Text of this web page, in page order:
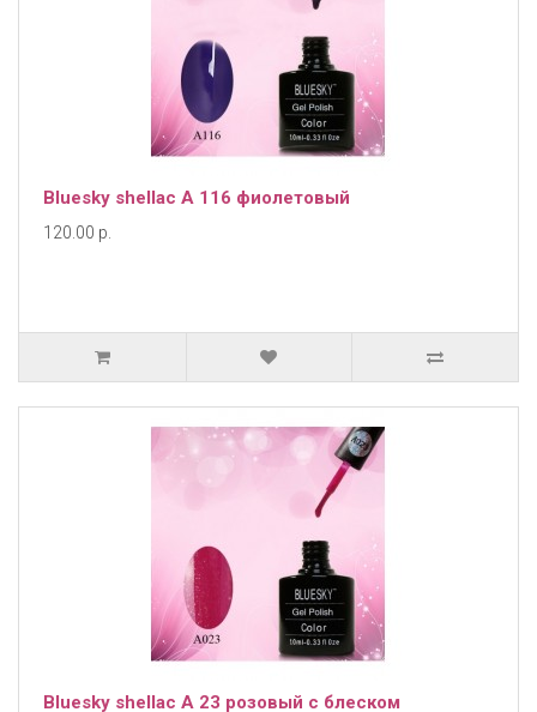
Bluesky shellac А 116 фиолетовый
120.00 р.
Bluesky shellac А 23 розовый с блеском